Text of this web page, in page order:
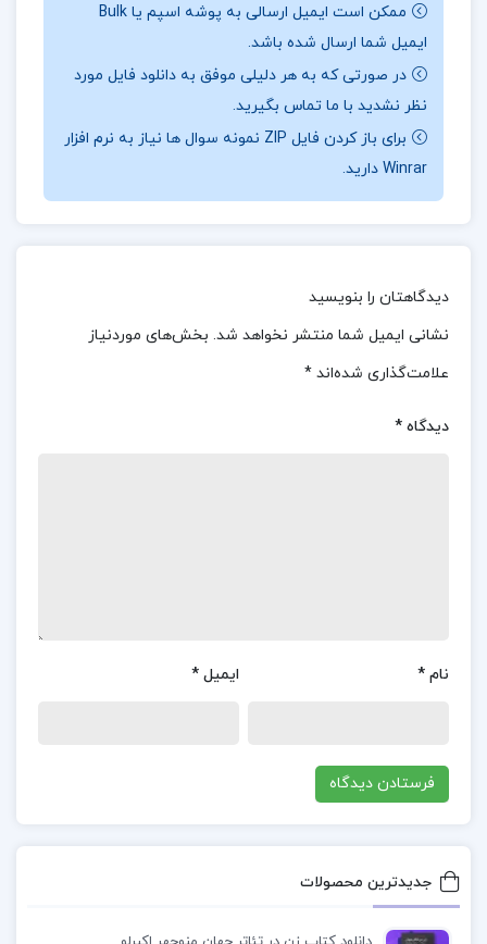
فرهنگی، اجتماعی، سیاسی و مذهبی این دوره‌ها را
بررسی کرده است. مطالعه این کتاب می‌تواند به شما
کمک کند تا با یکی از مهم‌ترین دوره‌های تاریخ مصر
آشنا شوید.ه‌صورت علمی و دقیق تدوین شده است.
دریوتن
تمدن و تاریخ باستانی مصر یکی از موضوعات
برجسته‌ای است که محققان بزرگ و برجسته بسیاری به
آن پرداخته‌اند. کتاب‌های بسیار ارزشمندی پیرامون
تاریخ گسترده و مفصل مصر باستان تا کنون به
رازهای سر به مهر بسیاری داشته که قرن‌ها نیازمند
خوانندگان تاریخ، به خصوص علاقه‌مندان به تاریخ
تدوین و منتشر شده است.
چرا باید کتاب تاریخ مصر قدیم جلد 2 اتین ماری دریوتن
این تألیفات نه تنها به افزایش دانش و آگاهی عمومی
ممکن است ایمیل ارسالی به پوشه اسپم یا Bulk
ایمیل شما ارسال شده باشد.
در صورتی که به هر دلیلی موفق به دانلود فایل مورد
نظر نشدید با ما تماس بگیرید.
برای باز کردن فایل ZIP نمونه سوال ها نیاز به نرم افزار
Winrar دارید.
دیدگاهتان را بنویسید
نشانی ایمیل شما منتشر نخواهد شد. بخش‌های موردنیاز
علامت‌گذاری شده‌اند *
دیدگاه *
نام * ایمیل *
جدیدترین محصولات